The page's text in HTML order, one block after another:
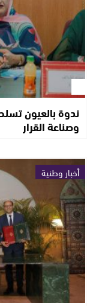
ندوة بالعيون
وصناعة القرار
أخبار وطنية